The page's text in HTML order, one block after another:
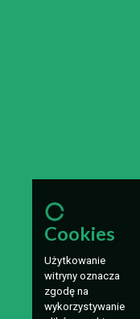
Cookies
Użytkowanie
witryny oznacza
zgodę na
wykorzystywanie